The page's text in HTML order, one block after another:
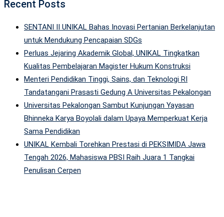
Recent Posts
SENTANI II UNIKAL Bahas Inovasi Pertanian Berkelanjutan
untuk Mendukung Pencapaian SDGs
Perluas Jejaring Akademik Global, UNIKAL Tingkatkan
Kualitas Pembelajaran Magister Hukum Konstruksi
Menteri Pendidikan Tinggi, Sains, dan Teknologi RI
Tandatangani Prasasti Gedung A Universitas Pekalongan
Universitas Pekalongan Sambut Kunjungan Yayasan
Bhinneka Karya Boyolali dalam Upaya Memperkuat Kerja
Sama Pendidikan
UNIKAL Kembali Torehkan Prestasi di PEKSIMIDA Jawa
Tengah 2026, Mahasiswa PBSI Raih Juara 1 Tangkai
Penulisan Cerpen